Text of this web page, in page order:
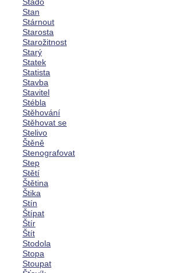
Stan
Stárnout
Starosta
Starožitnost
Starý
Statek
Statista
Stavba
Stavitel
Stébla
Stěhování
Stěhovat se
Stelivo
Štěně
Stenografovat
Step
Stětí
Štětina
Štika
Stín
Štípat
Štír
Štít
Stodola
Stopa
Stoupat